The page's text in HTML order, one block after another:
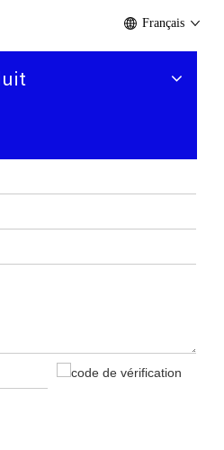
Français